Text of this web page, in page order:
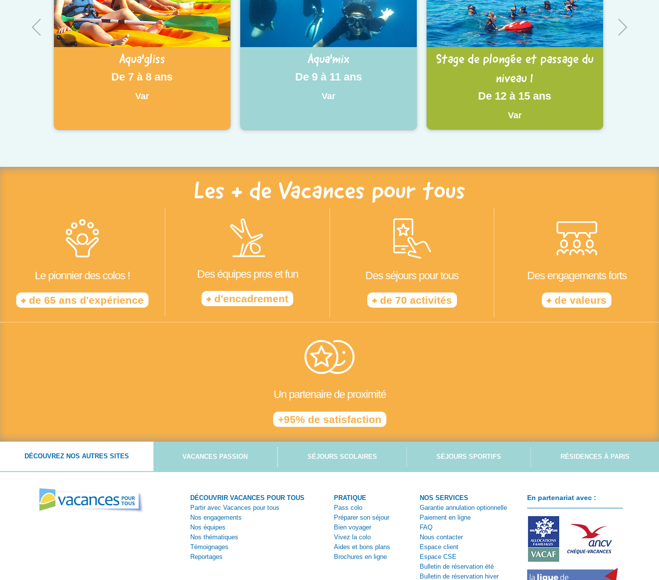
Aqua'gliss
De 7 à 8 ans
Var
Aqua'mix
De 9 à 11 ans
Var
Stage de plongée et passage du
niveau 1
De 12 à 15 ans
Var
Les + de Vacances pour tous
Le pionnier des colos !
+ de 65 ans d'expérience
Des équipes pros et fun
+ d'encadrement
Des séjours pour tous
+de 70 activités
Des engagements forts
+ de valeurs
Un partenaire de proximité
+95% de satisfaction
DÉCOUVREZ NOS AUTRES SITES VACANCES PASSION SÉJOURS SCOLAIRES SÉJOURS SPORTIFS RÉSIDENCES À PARIS
DÉCOUVRIR VACANCES POUR TOUS
Partir avec Vacances pour tous
Nos engagements
Nos équipes
Nos thématiques
Témoignages
Reportages
PRATIQUE
Pass colo
Préparer son séjour
Bien voyager
Vivez la colo
Aides et bons plans
Brochures en ligne
NOS SERVICES
Garantie annulation optionnelle
Paiement en ligne
FAQ
Nous contacter
Espace client
Espace CSE
Bulletin de réservation été
Bulletin de réservation hiver
En partenariat avec :